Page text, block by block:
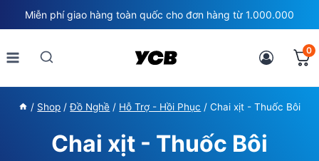
to
content
Miễn phí giao hàng toàn quốc cho đơn hàng từ 1.000.000
0
/ Shop / Đồ Nghề / Hỗ Trợ - Hồi Phục / Chai xịt - Thuốc Bôi
Chai xịt - Thuốc Bôi